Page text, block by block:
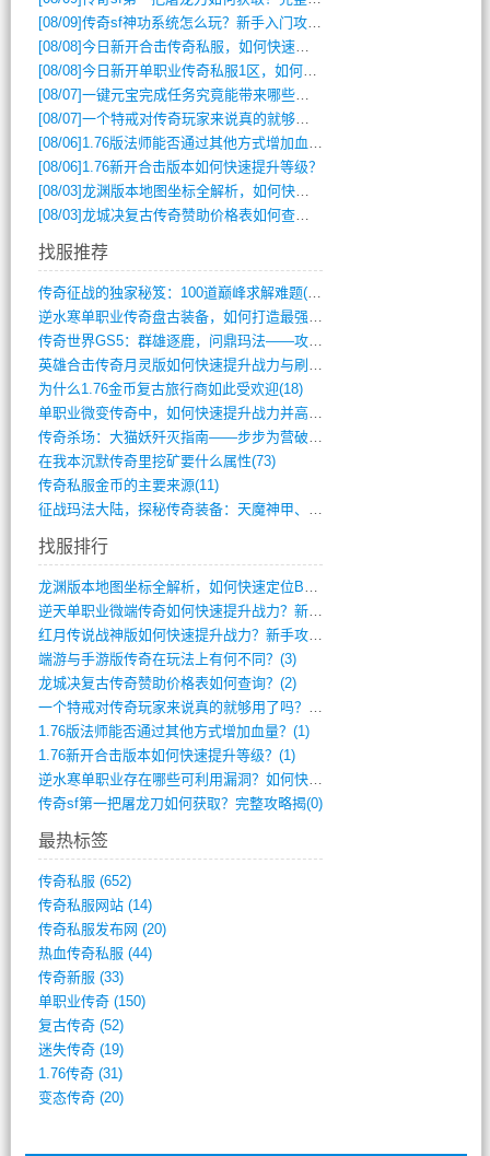
[08/09]传奇sf神功系统怎么玩？新手入门攻略全解析
[08/08]今日新开合击传奇私服，如何快速提升角色战力？
[08/08]今日新开单职业传奇私服1区，如何快速升级与获取顶级装备？
[08/07]一键元宝完成任务究竟能带来哪些超值优势？
[08/07]一个特戒对传奇玩家来说真的就够用了吗？
[08/06] 1.76版法师能否通过其他方式增加血量？
[08/06] 1.76新开合击版本如何快速提升等级？
[08/03]龙渊版本地图坐标全解析，如何快速定位BOSS位置？
[08/03]龙城决复古传奇赞助价格表如何查询？
找服推荐
传奇征战的独家秘笈：100道巅峰求解难题(366)
逆水寒单职业传奇盘古装备，如何打造最强战(491)
传奇世界GS5：群雄逐鹿，问鼎玛法——攻(626)
英雄合击传奇月灵版如何快速提升战力与刷装(381)
为什么1.76金币复古旅行商如此受欢迎(18)
单职业微变传奇中，如何快速提升战力并高效(5)
传奇杀场：大猫妖歼灭指南——步步为营破强(347)
在我本沉默传奇里挖矿要什么属性(73)
传奇私服金币的主要来源(11)
征战玛法大陆，探秘传奇装备：天魔神甲、屠(870)
找服排行
龙渊版本地图坐标全解析，如何快速定位BO(4)
逆天单职业微端传奇如何快速提升战力？新手(4)
红月传说战神版如何快速提升战力？新手攻略(3)
端游与手游版传奇在玩法上有何不同？(3)
龙城决复古传奇赞助价格表如何查询？(2)
一个特戒对传奇玩家来说真的就够用了吗？(1)
1.76版法师能否通过其他方式增加血量？(1)
1.76新开合击版本如何快速提升等级？(1)
逆水寒单职业存在哪些可利用漏洞？如何快速(1)
传奇sf第一把屠龙刀如何获取？完整攻略揭(0)
最热标签
传奇私服 (652)
传奇私服网站(14)
传奇私服发布网 (20)
热血传奇私服 (44)
传奇新服 (33)
单职业传奇(150)
复古传奇(52)
迷失传奇(19)
1.76传奇(31)
变态传奇(20)